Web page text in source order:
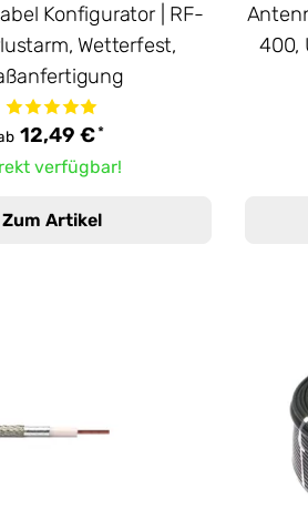
Konfigurator | RF-
Wetterfest,
12,49 €*
verfügbar!
Zum Artikel
400,